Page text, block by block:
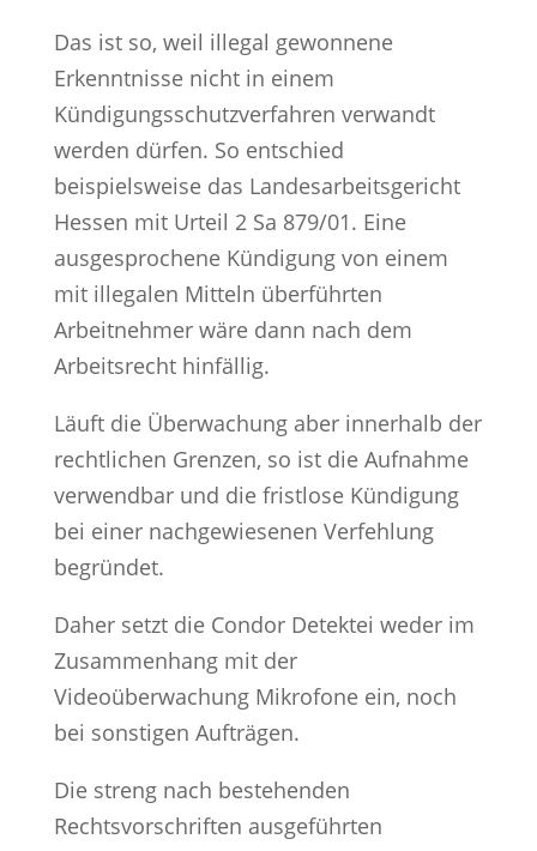
Das ist so, weil illegal gewonnene
Erkenntnisse nicht in einem
Kündigungsschutzverfahren verwandt
werden dürfen. So entschied
beispielsweise das Landesarbeitsgericht
Hessen mit Urteil 2 Sa 879/01. Eine
ausgesprochene Kündigung von einem
mit illegalen Mitteln überführten
Arbeitnehmer wäre dann nach dem
Arbeitsrecht hinfällig.
Läuft die Überwachung aber innerhalb der
rechtlichen Grenzen, so ist die Aufnahme
verwendbar und die fristlose Kündigung
bei einer nachgewiesenen Verfehlung
begründet.
Daher setzt die Condor Detektei weder im
Zusammenhang mit der
Videoüberwachung Mikrofone ein, noch
bei sonstigen Aufträgen.
Die streng nach bestehenden
Rechtsvorschriften ausgeführten